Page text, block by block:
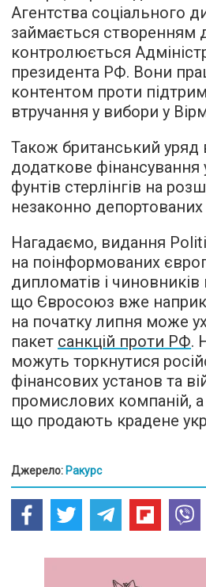
Агентства соціального
займається створенням
контролюється
президента РФ. Вони
контентом проти
втручання у вибори у
Також британський уряд
додаткове фінансування
фунтів стерлінгів на
незаконно депортованих
Нагадаємо, видання
на поінформованих
дипломатів і
що Євросоюз вже
на початку липня може
пакет санкцій проти РФ.
можуть торкнутися
фінансових установ та
промислових компаній,
що продають крадене
Джерело: Ракурс